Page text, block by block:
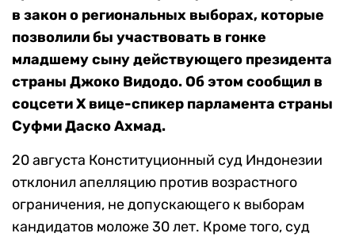
в закон о региональных выборах, которые
позволили бы участвовать в гонке
младшему сыну действующего президента
страны Джоко Видодо. Об этом сообщил в
соцсети X вице-спикер парламента страны
Суфми Даско Ахмад.
20 августа Конституционный суд Индонезии
отклонил апелляцию против возрастного
ограничения, не допускающего к выборам
кандидатов моложе 30 лет. Кроме того, суд